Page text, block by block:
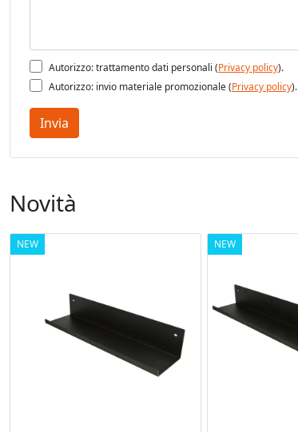
Autorizzo: trattamento dati personali (Privacy policy).
Autorizzo: invio materiale promozionale (Privacy policy).
Invia
Novità
NEW NEW